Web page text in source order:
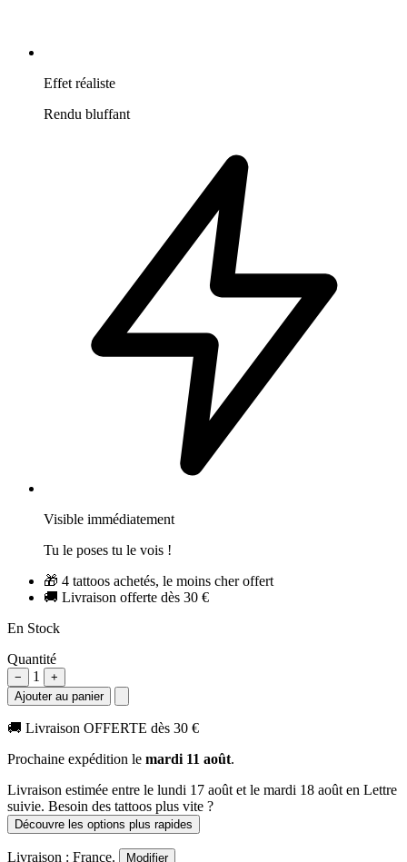
Effet réaliste
Rendu bluffant
Visible immédiatement
Tu le poses tu le vois !
🎁 4 tattoos achetés, le moins cher offert
🚚 Livraison offerte dès 30 €
En Stock
Quantité
− 1
+
Ajouter au panier
🚚 Livraison OFFERTE dès 30 €
Prochaine expédition le mardi 11 août.
Livraison estimée entre le lundi 17 août et le mardi 18 août en Lettre
suivie. Besoin des tattoos plus vite ?
Découvre les options plus rapides
Livraison : France. Modifier